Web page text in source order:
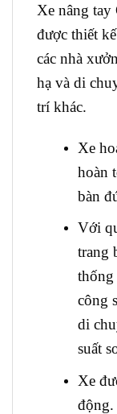
Xe nâng
được thiết
các nhà
hạ và di
trí khác.
Xe
hoàn
bàn
Với
trang
thống
công
di
suất
Xe